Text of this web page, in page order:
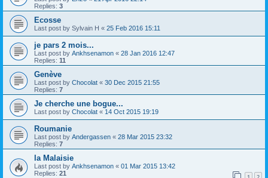
Replies: 3
Ecosse
Last post by Sylvain H « 25 Feb 2016 15:11
je pars 2 mois...
Last post by Ankhsenamon « 28 Jan 2016 12:47
Replies: 11
Genève
Last post by Chocolat « 30 Dec 2015 21:55
Replies: 7
Je cherche une bogue...
Last post by Chocolat « 14 Oct 2015 19:19
Roumanie
Last post by Andergassen « 28 Mar 2015 23:32
Replies: 7
la Malaisie
Last post by Ankhsenamon « 01 Mar 2015 13:42
Replies: 21